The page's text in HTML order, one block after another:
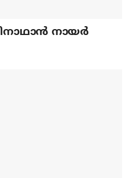
നായര്‍